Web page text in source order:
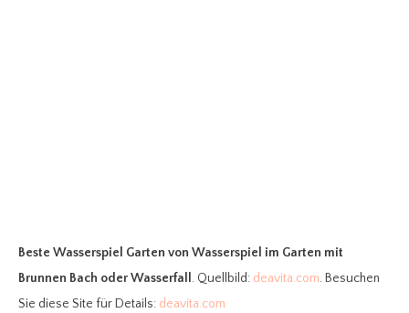
Beste Wasserspiel Garten von Wasserspiel im Garten mit
Brunnen Bach oder Wasserfall . Quellbild: deavita.com. Besuchen
Sie diese Site für Details: deavita.com